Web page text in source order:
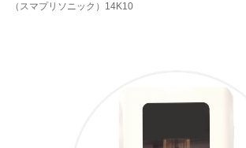
（スマプリソニック）14K10